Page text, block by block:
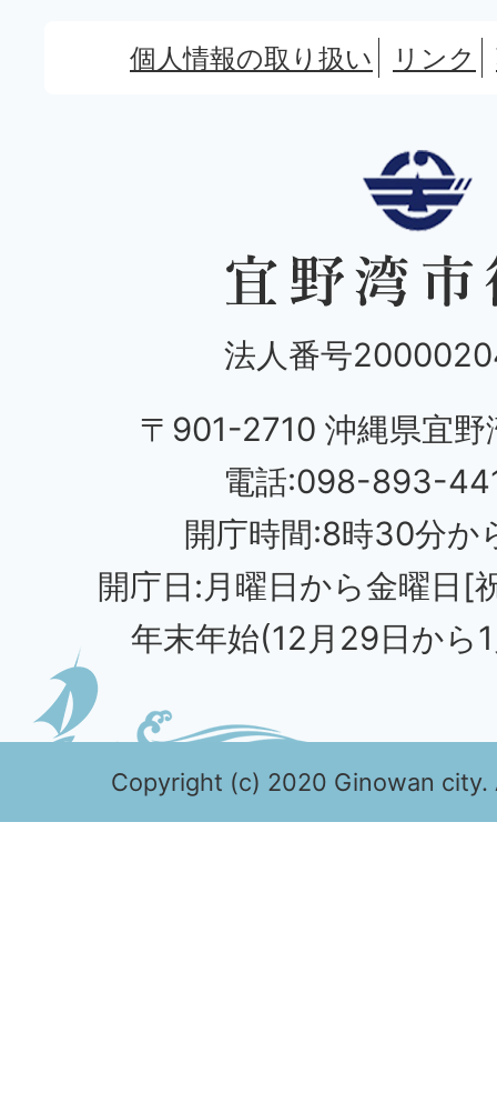
個人情報の取り扱い リンク
法人番号
〒901-2710 沖縄県宜野
電話:098-893-
開庁時間:8時30分か
開庁日:月曜日から金曜日[
年末年始(12月29日から
Copyright (c) 2020 Ginowan city.